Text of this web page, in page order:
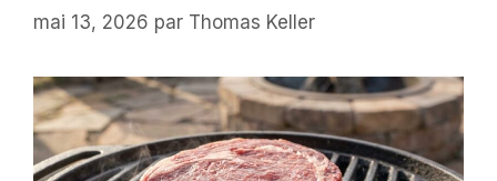
mai 13, 2026 par Thomas Keller